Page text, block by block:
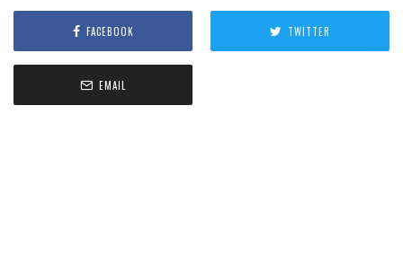
FACEBOOK TWITTER
EMAIL